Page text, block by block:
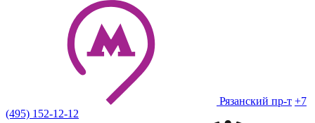
Рязанский пр-т +7
(495) 152-12-12